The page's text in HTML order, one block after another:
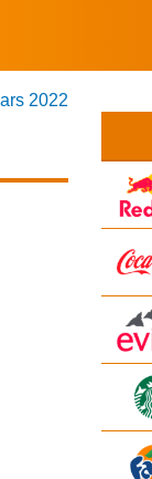
2022